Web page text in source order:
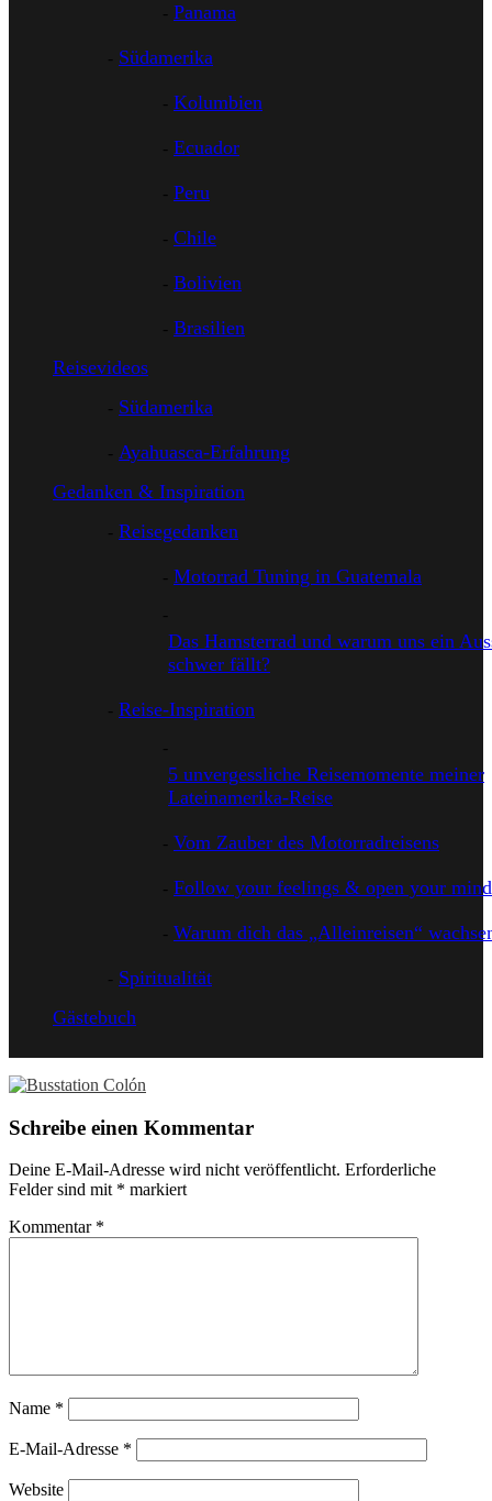
Panama
Südamerika
Kolumbien
Ecuador
Peru
Chile
Bolivien
Brasilien
Reisevideos
Südamerika
Ayahuasca-Erfahrung
Gedanken & Inspiration
Reisegedanken
Motorrad Tuning in Guatemala
Das Hamsterrad und warum uns ein
schwer fällt?
Reise-Inspiration
5 unvergessliche Reisemomente meiner
Lateinamerika-Reise
Vom Zauber des Motorradreisens
Follow your feelings & open your
Warum dich das „Alleinreisen“
Spiritualität
Gästebuch
Schreibe einen Kommentar
Deine E-Mail-Adresse wird nicht veröffentlicht. Erforderliche
Felder sind mit * markiert
Kommentar *
Name *
E-Mail-Adresse *
Website